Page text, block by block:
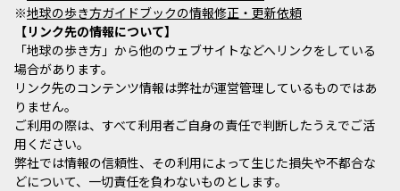
※地球の歩き方ガイドブックの情報修正・更新依頼
リンク先の情報について
「地球の歩き方」から他のウェブサイトなどへリンクをしている
場合があります。
リンク先のコンテンツ情報は弊社が運営管理しているものではあ
りません。
ご利用の際は、すべて利用者ご自身の責任で判断したうえでご活
用ください。
弊社では情報の信頼性、その利用によって生じた損失や不都合な
どについて、一切責任を負わないものとします。